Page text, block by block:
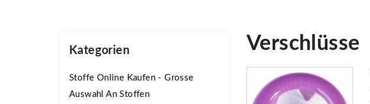
Kategorien
Stoffe Online Kaufen - Grosse
Auswahl An Stoffen
Verschlüsse